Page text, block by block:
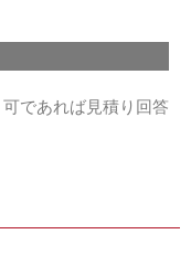
であれば見積り回答